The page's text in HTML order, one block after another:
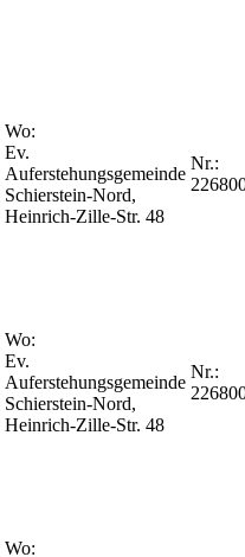
Wo:
Ev.
Auferstehungsgemeinde
Schierstein-Nord,
Heinrich-Zille-Str. 48
Nr.:
Wo:
Ev.
Auferstehungsgemeinde
Schierstein-Nord,
Heinrich-Zille-Str. 48
Nr.:
Wo: